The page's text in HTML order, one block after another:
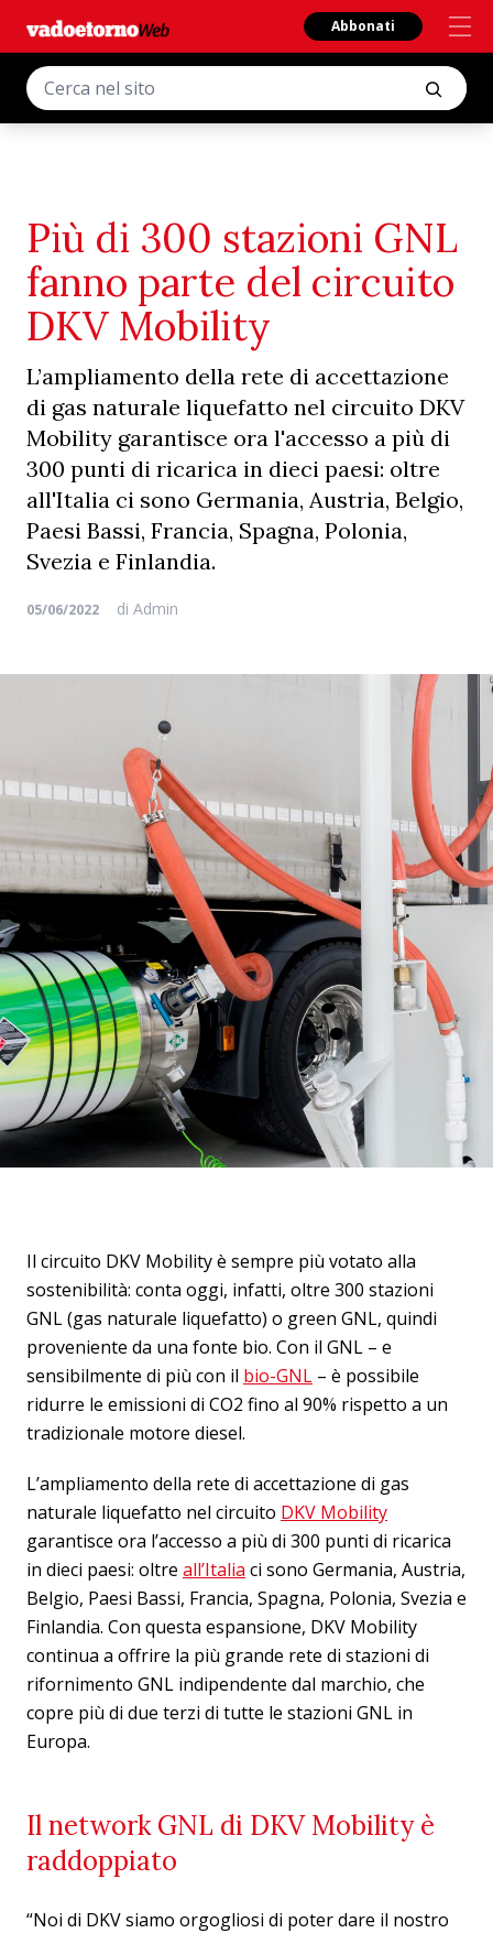
Abbonati
Più di 300 stazioni GNL
fanno parte del circuito
DKV Mobility
L’ampliamento della rete di accettazione
di gas naturale liquefatto nel circuito DKV
Mobility garantisce ora l'accesso a più di
300 punti di ricarica in dieci paesi: oltre
all'Italia ci sono Germania, Austria, Belgio,
Paesi Bassi, Francia, Spagna, Polonia,
Svezia e Finlandia.
05/06/2022 di Admin
Il circuito DKV Mobility è sempre più votato alla
sostenibilità: conta oggi, infatti, oltre 300 stazioni
GNL (gas naturale liquefatto) o green GNL, quindi
proveniente da una fonte bio. Con il GNL – e
sensibilmente di più con il bio-GNL – è possibile
ridurre le emissioni di CO2 fino al 90% rispetto a un
tradizionale motore diesel.
L’ampliamento della rete di accettazione di gas
naturale liquefatto nel circuito DKV Mobility
garantisce ora l’accesso a più di 300 punti di ricarica
in dieci paesi: oltre all’Italia ci sono Germania, Austria,
Belgio, Paesi Bassi, Francia, Spagna, Polonia, Svezia e
Finlandia. Con questa espansione, DKV Mobility
continua a offrire la più grande rete di stazioni di
rifornimento GNL indipendente dal marchio, che
copre più di due terzi di tutte le stazioni GNL in
Europa.
Il network GNL di DKV Mobility è
raddoppiato
“Noi di DKV siamo orgogliosi di poter dare il nostro